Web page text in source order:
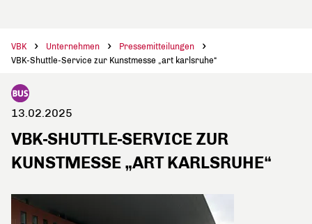
VBK Unternehmen
Pressemitteilungen
VBK-Shuttle-Service zur Kunstmesse „art karlsruhe“
13.02.2025
VBK-SHUTTLE-SERVICE ZUR
KUNSTMESSE „ART KARLSRUHE“